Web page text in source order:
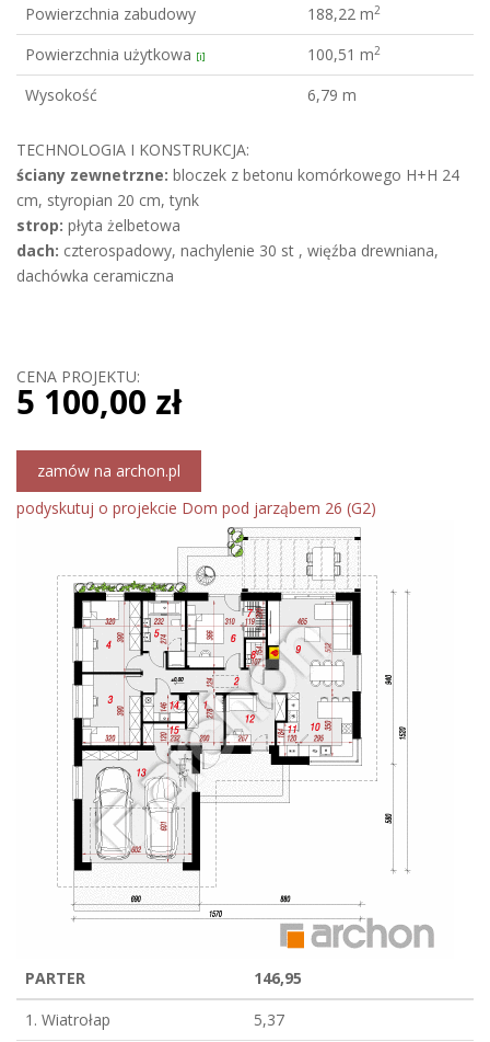
Powierzchnia zabudowy 188,22 m2
Powierzchnia użytkowa [i] 100,51 m2
Wysokość 6,79 m
TECHNOLOGIA I KONSTRUKCJA:
ściany zewnetrzne: bloczek z betonu komórkowego H+H 24
cm, styropian 20 cm, tynk
strop: płyta żelbetowa
dach: czterospadowy, nachylenie 30 st , więźba drewniana,
dachówka ceramiczna
CENA PROJEKTU:
5 100,00 zł
zamów na archon.pl
podyskutuj o projekcie Dom pod jarząbem 26 (G2)
PARTER
146,95
1. Wiatrołap
5,37